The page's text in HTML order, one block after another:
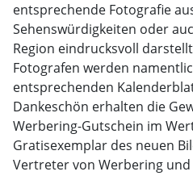
entsprechende Fotografie
Sehenswürdigkeiten oder
Region eindrucksvoll
Fotografen werden
entsprechenden
Dankeschön erhalten die
Werbering-Gutschein im
Gratisexemplar des neuen
Vertreter von Werbering und